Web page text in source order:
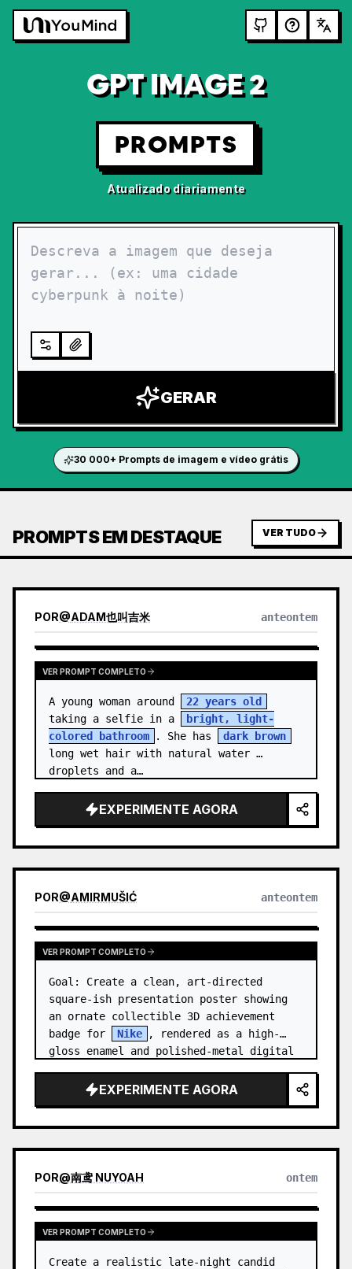
GPT IMAGE 2
PROMPTS
Atualizado diariamente
GERAR
30 000+ Prompts de imagem e vídeo grátis
PROMPTS EM DESTAQUE VER TUDO
POR@ADAM也叫吉米 anteontem
VER PROMPT COMPLETO
A young woman around
22 years old
taking a selfie in a
bright, light-
colored bathroom
. She has
dark brown
long wet hair with natural water
droplets and a…
EXPERIMENTE AGORA
POR@AMIRMUŠIĆ anteontem
VER PROMPT COMPLETO
Goal: Create a clean, art-directed
square-ish presentation poster showing
an ornate collectible 3D achievement
badge for
Nike
, rendered as a high-
gloss enamel and polished-metal digital
Canvas: Wide 16:9 white stu…
EXPERIMENTE AGORA
POR@南鸢 NUYOAH ontem
VER PROMPT COMPLETO
Create a realistic late-night candid